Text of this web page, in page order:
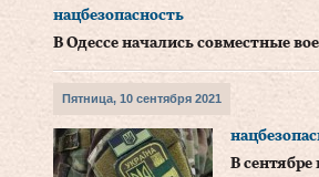
нацбезопасность
В Одессе начались совместные
Пятница, 10 сентября 2021
В